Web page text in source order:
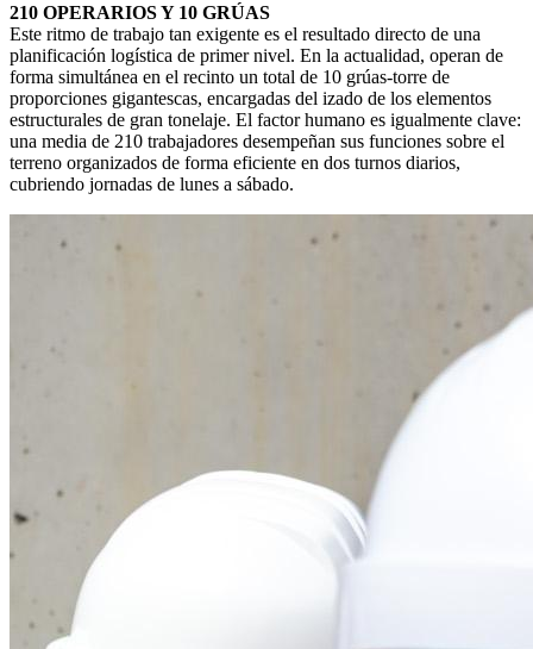
210 OPERARIOS Y 10 GRÚAS
Este ritmo de trabajo tan exigente es el resultado directo de una
planificación logística de primer nivel. En la actualidad, operan de
forma simultánea en el recinto un total de 10 grúas-torre de
proporciones gigantescas, encargadas del izado de los elementos
estructurales de gran tonelaje. El factor humano es igualmente clave:
una media de 210 trabajadores desempeñan sus funciones sobre el
terreno organizados de forma eficiente en dos turnos diarios,
cubriendo jornadas de lunes a sábado.